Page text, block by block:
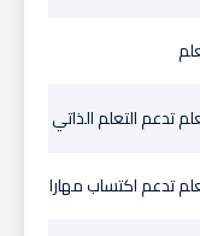
تدعم التعلم الذاتي
تدعم اكتساب مهارات